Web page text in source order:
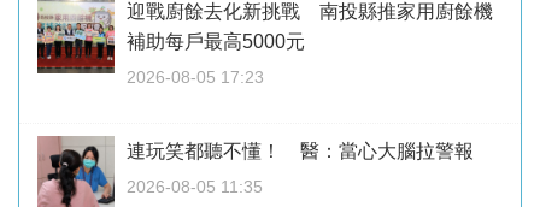
迎戰廚餘去化新挑戰 南投縣推家用廚餘機
補助每戶最高5000元
2026-08-05 17:23
連玩笑都聽不懂！ 醫：當心大腦拉警報
2026-08-05 11:35